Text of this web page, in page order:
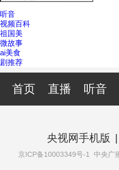
听音
视频百科
祖国美
微故事
ai美食
剧推荐
首页 直播 听音
央视网手机版 |
京ICP备10003349号-1 中央广